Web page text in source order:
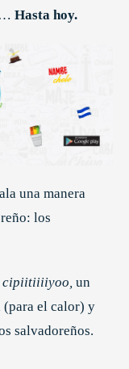
Hasta hoy.
una manera
los
cipiitiiiiyoo, un
(para el calor) y
salvadoreños.